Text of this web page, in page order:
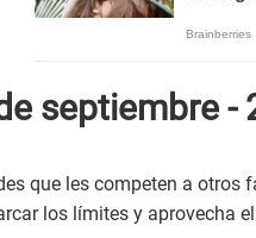
septiembre -
que les competen a otros
los límites y aprovecha